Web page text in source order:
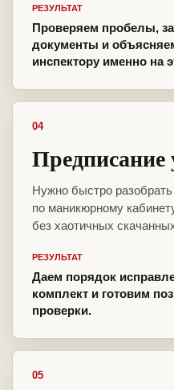
РЕЗУЛЬТАТ
Проверяем пробелы,
документы и
инспектору именно на
04
Предписание
Нужно быстро
по маникюрному
без хаотичных
РЕЗУЛЬТАТ
Даем порядок
комплект и готовим
проверки.
05